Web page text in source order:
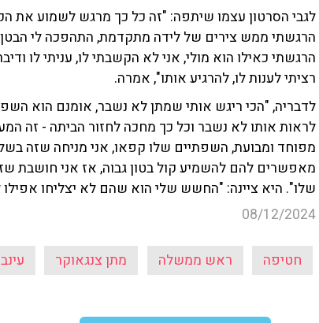
לגבי הסרטון עצמו שיתפה: "זה כל כך מרגש לשמוע את
הרגשתי ממש צירים של לידה מתקדמת, התהפכה לי
הרגשתי כאילו הוא מולי, אני לא הקשבתי לו, עניתי לו
רציתי לענות לו, להרגיע אותו", אמרה.
לדבריה, "הכי ריגש אותי שמתן לא נשבר, אומנם הוא
לראות אותו לא נשבר וכל כך מחכה לחזור הביתה - זה
מפוחד ומבועת, השפתיים שלו קפאו, אני מניחה שזה
מאפשרים להם להשמיע קול בטון גבוה, אז אני חושבת
שלו". היא ציינה: "החשש שלי הוא שהם לא יצליחו
08/12/2024
חטיפה ראש ממשלה מתן צנגאוקר